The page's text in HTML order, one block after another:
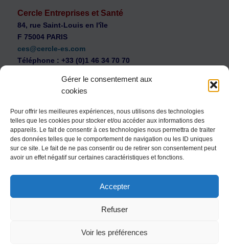
Gérer le consentement aux
cookies
Pour offrir les meilleures expériences, nous utilisons des technologies
telles que les cookies pour stocker et/ou accéder aux informations des
appareils. Le fait de consentir à ces technologies nous permettra de traiter
des données telles que le comportement de navigation ou les ID uniques
sur ce site. Le fait de ne pas consentir ou de retirer son consentement peut
avoir un effet négatif sur certaines caractéristiques et fonctions.
Accepter
Refuser
Voir les préférences
Cercle Entreprises et Santé
84, rue Saint-Louis en l'île
F 75004 PARIS
ces@cercle-es.com
Téléphone : +33 (0)1 46 34 70 70
WEB Cercle – archives vidéos
Souscription au Cercle Entreprises et Santé
Nous contacter
Politique de confidentialité